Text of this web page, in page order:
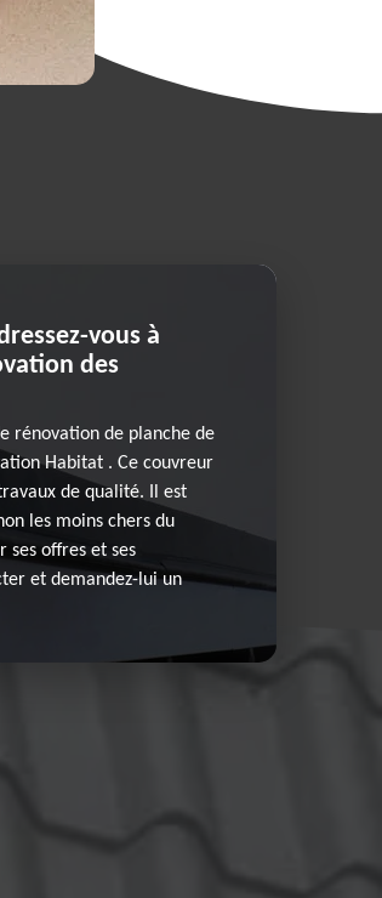
vous à
des
rénovation de planche de
Habitat . Ce couvreur
de qualité. Il est
les moins chers du
ses offres et ses
et demandez-lui un